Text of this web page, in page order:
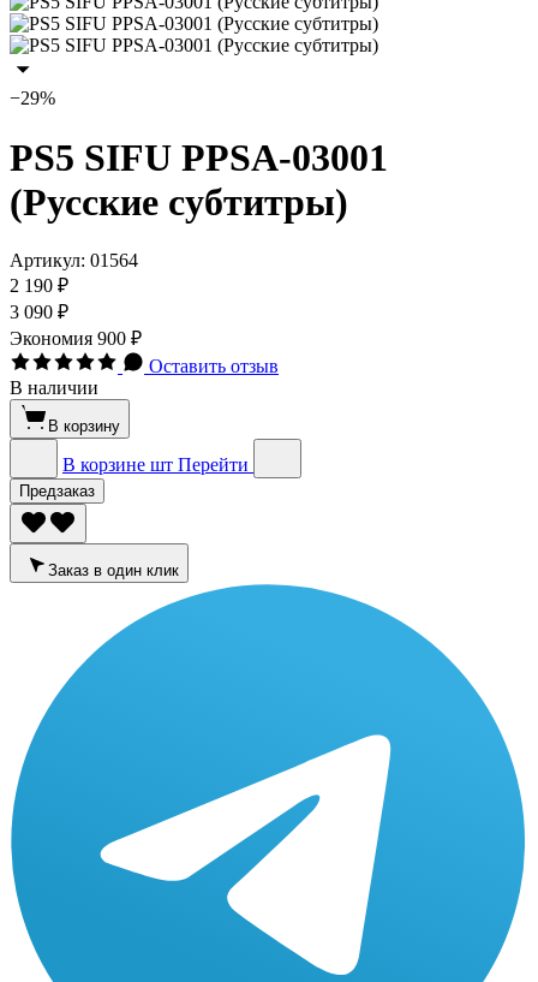
−29%
PS5 SIFU PPSA-03001
(Русские субтитры)
Артикул: 01564
2 190 ₽
3 090 ₽
Экономия 900 ₽
Оставить отзыв
В наличии
В корзину
В корзине шт Перейти
Предзаказ
Заказ в один клик